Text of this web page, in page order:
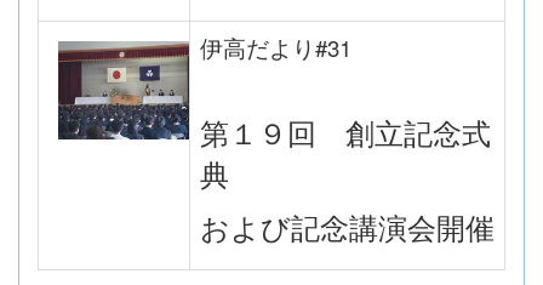
伊高だより#31
第１９回 創立記念式
典
および記念講演会開催